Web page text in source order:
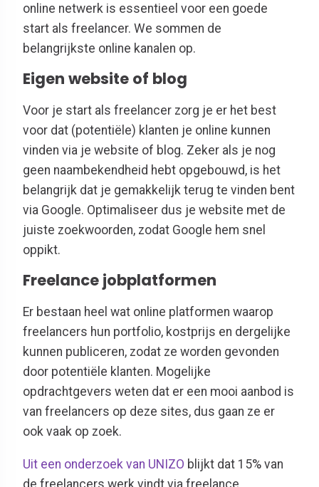
online netwerk is essentieel voor een goede
start als freelancer. We sommen de
belangrijkste online kanalen op.
Eigen website of blog
Voor je start als freelancer zorg je er het best
voor dat (potentiële) klanten je online kunnen
vinden via je website of blog. Zeker als je nog
geen naambekendheid hebt opgebouwd, is het
belangrijk dat je gemakkelijk terug te vinden bent
via Google. Optimaliseer dus je website met de
juiste zoekwoorden, zodat Google hem snel
oppikt.
Freelance jobplatformen
Er bestaan heel wat online platformen waarop
freelancers hun portfolio, kostprijs en dergelijke
kunnen publiceren, zodat ze worden gevonden
door potentiële klanten. Mogelijke
opdrachtgevers weten dat er een mooi aanbod is
van freelancers op deze sites, dus gaan ze er
ook vaak op zoek.
Uit een onderzoek van UNIZO blijkt dat 15% van
de freelancers werk vindt via freelance